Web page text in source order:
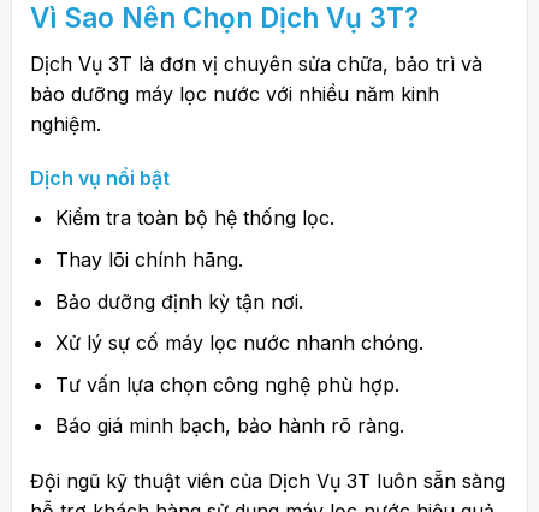
Vì Sao Nên Chọn Dịch Vụ 3T?
Dịch Vụ 3T là đơn vị chuyên sửa chữa, bảo trì và
bảo dưỡng máy lọc nước với nhiều năm kinh
nghiệm.
Dịch vụ nổi bật
Kiểm tra toàn bộ hệ thống lọc.
Thay lõi chính hãng.
Bảo dưỡng định kỳ tận nơi.
Xử lý sự cố máy lọc nước nhanh chóng.
Tư vấn lựa chọn công nghệ phù hợp.
Báo giá minh bạch, bảo hành rõ ràng.
Đội ngũ kỹ thuật viên của Dịch Vụ 3T luôn sẵn sàng